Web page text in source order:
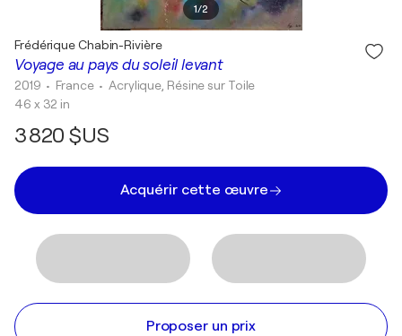
1/2
Voyage au pays du soleil levant
Frédérique Chabin-Rivière
2019 • France •Acrylique, Résine sur Toile
46 x 32 in
3 820 $US
Acquérir cette œuvre
Proposer un prix